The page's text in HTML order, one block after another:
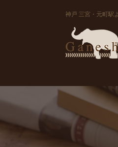
神戸 三宮・元町駅